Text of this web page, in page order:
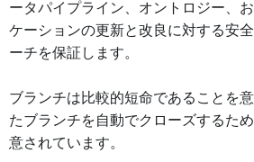
ータパイプライン、オントロジー、
ケーションの更新と改良に対する安
ーチを保証します。
ブランチは比較的短命であることを
たブランチを自動でクローズするた
意されています。